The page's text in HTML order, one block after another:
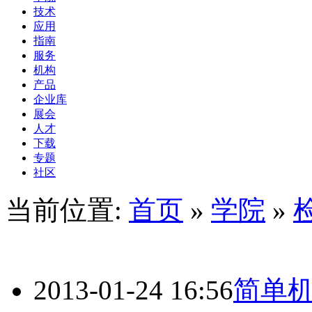
技术
应用
指南
服务
机构
产品
企业库
展会
人才
下载
专题
社区
当前位置: 首页 » 学院 »
2013-01-24 16:56简单